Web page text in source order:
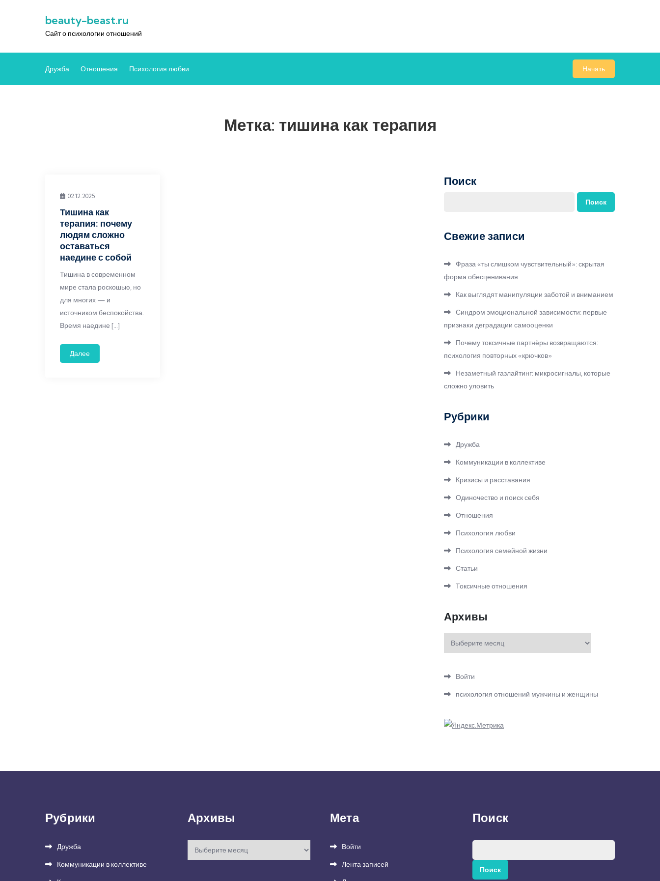
beauty-beast.ru
Сайт о психологии отношений
Дружба Отношения Психология любви Начать
Метка: тишина как терапия
02.12.2025
Тишина как
терапия: почему
людям сложно
оставаться
наедине с собой
Тишина в современном
мире стала роскошью, но
для многих — и
источником беспокойства.
Время наедине […]
Далее
Поиск
Поиск
Свежие записи
Фраза «ты слишком чувствительный»: скрытая
форма обесценивания
Как выглядят манипуляции заботой и вниманием
Синдром эмоциональной зависимости: первые
признаки деградации самооценки
Почему токсичные партнёры возвращаются:
психология повторных «крючков»
Незаметный газлайтинг: микросигналы, которые
сложно уловить
Рубрики
Дружба
Коммуникации в коллективе
Кризисы и расставания
Одиночество и поиск себя
Отношения
Психология любви
Психология семейной жизни
Статьи
Токсичные отношения
Архивы
Архивы
Войти
психология отношений мужчины и женщины
Рубрики
Дружба
Коммуникации в коллективе
Архивы
Архивы
Мета
Войти
Лента записей
Поиск